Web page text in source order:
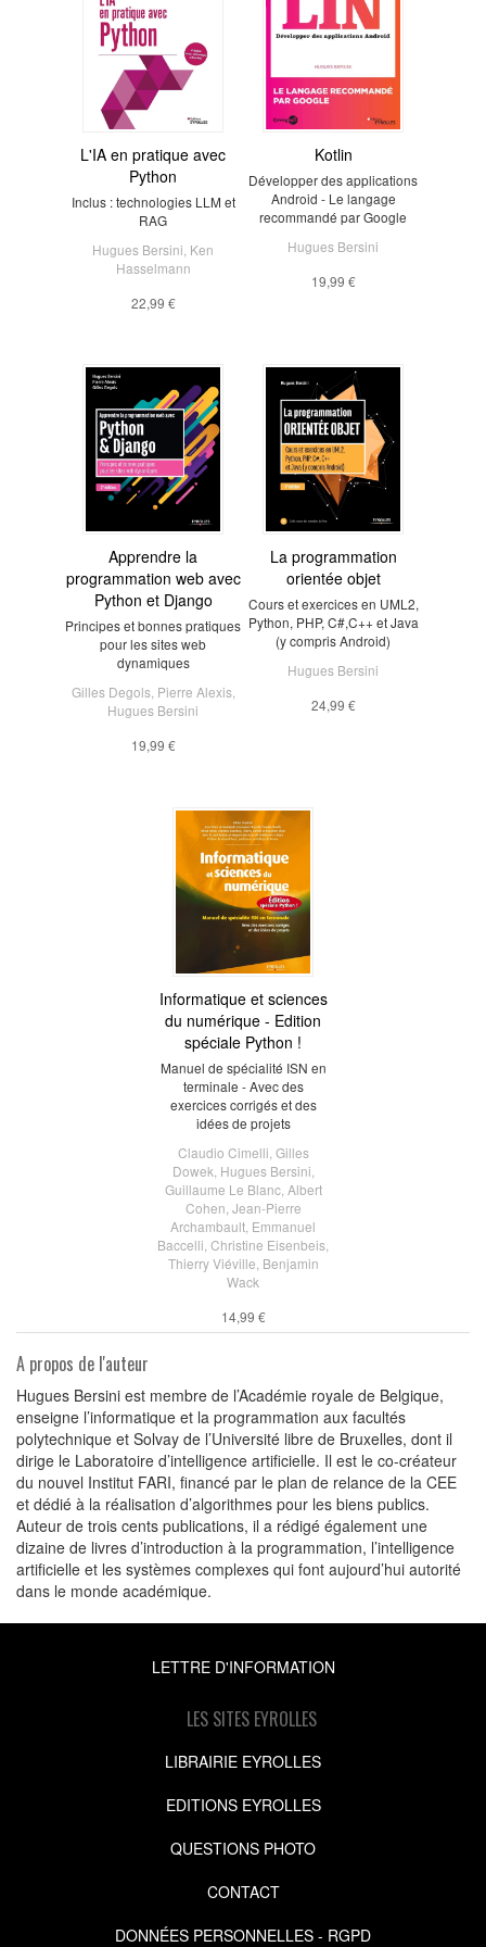
L'IA en pratique avec
Python
Inclus : technologies LLM et
RAG
Hugues Bersini Ken
Hasselmann
22,99 €
Kotlin
Développer des applications
Android - Le langage
recommandé par Google
Hugues Bersini
19,99 €
Apprendre la
programmation web avec
Python et Django
Principes et bonnes pratiques
pour les sites web
dynamiques
Gilles Degols, Pierre Alexis,
Hugues Bersini
19,99 €
La programmation
orientée objet
Cours et exercices en UML2,
Python, PHP, C#,C++ et Java
(y compris Android)
Hugues Bersini
24,99 €
Informatique et sciences
du numérique - Edition
spéciale Python !
Manuel de spécialité ISN en
terminale - Avec des
exercices corrigés et des
idées de projets
Claudio Cimelli Gilles
Dowek Hugues Bersini
Guillaume Le Blanc, Albert
Cohen Jean-Pierre
Archambault Emmanuel
Baccelli Christine Eisenbeis
Thierry Viéville Benjamin
Wack
14,99 €
A propos de l'auteur
Hugues Bersini est membre de l’Académie royale de Belgique,
enseigne l’informatique et la programmation aux facultés
polytechnique et Solvay de l’Université libre de Bruxelles, dont il
dirige le Laboratoire d’intelligence artificielle. Il est le co-créateur
du nouvel Institut FARI, financé par le plan de relance de la CEE
et dédié à la réalisation d’algorithmes pour les biens publics.
Auteur de trois cents publications, il a rédigé également une
dizaine de livres d’introduction à la programmation, l’intelligence
artificielle et les systèmes complexes qui font aujourd’hui autorité
dans le monde académique.
LETTRE D'INFORMATION
LES SITES EYROLLES
LIBRAIRIE EYROLLES
EDITIONS EYROLLES
QUESTIONS PHOTO
CONTACT
DONNÉES PERSONNELLES - RGPD